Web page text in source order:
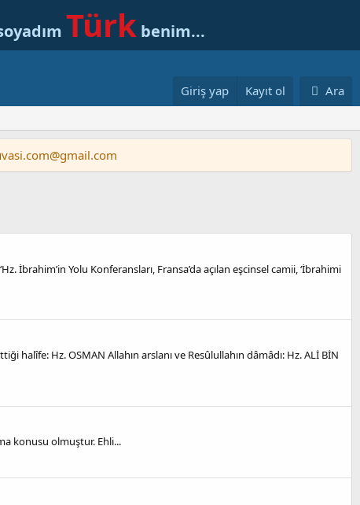
Türk benim...
Giriş yap Kayıt ol Ara
İbrahim’in Yolu Konferansları, Fransa’da açılan eşcinsel camii, ‘İbrahimi
Hz. OSMAN Allahın arslanı ve Resûlullahın dâmâdı: Hz. ALİ BİN
konusu olmuştur. Ehli...